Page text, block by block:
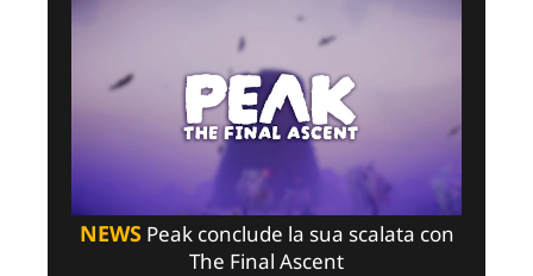
NEWSPeak conclude la sua scalata con
The Final Ascent